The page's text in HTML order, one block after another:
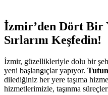
İzmir’den Dört Bir
Sırlarını Keşfedin!
İzmir, güzellikleriyle dolu bir
yeni başlangıçlar yapıyor.
dilediğiniz her yere taşıma
hizmetlerimizle, taşınma